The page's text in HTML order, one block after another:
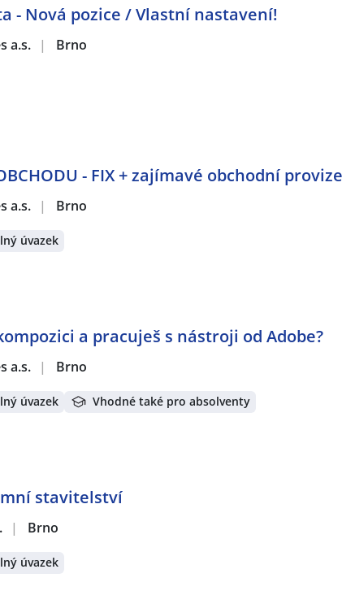
- Nová pozice / Vlastní nastavení!
a.s. | Brno
- FIX + zajímavé obchodní provize
a.s. | Brno
úvazek
a pracuješ s nástroji od Adobe?
a.s. | Brno
úvazek Vhodné také pro absolventy
stavitelství
| Brno
úvazek